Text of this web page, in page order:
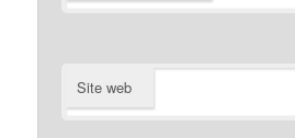
Site web